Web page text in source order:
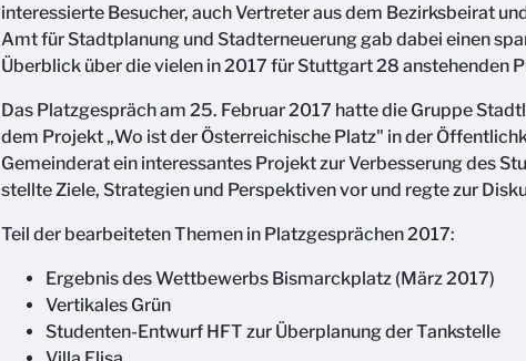
interessierte Besucher, auch Vertreter aus dem Bezirksbeirat
Amt für Stadtplanung und Stadterneuerung gab dabei einen
Überblick über die vielen in 2017 für Stuttgart 28 anstehenden
Das Platzgespräch am 25. Februar 2017 hatte die Gruppe
dem Projekt „Wo ist der Österreichische Platz" in der
Gemeinderat ein interessantes Projekt zur Verbesserung des
stellte Ziele, Strategien und Perspektiven vor und regte zur
Teil der bearbeiteten Themen in Platzgesprächen 2017:
Ergebnis des Wettbewerbs Bismarckplatz (März 2017)
Vertikales Grün
Studenten-Entwurf HFT zur Überplanung der Tankstelle